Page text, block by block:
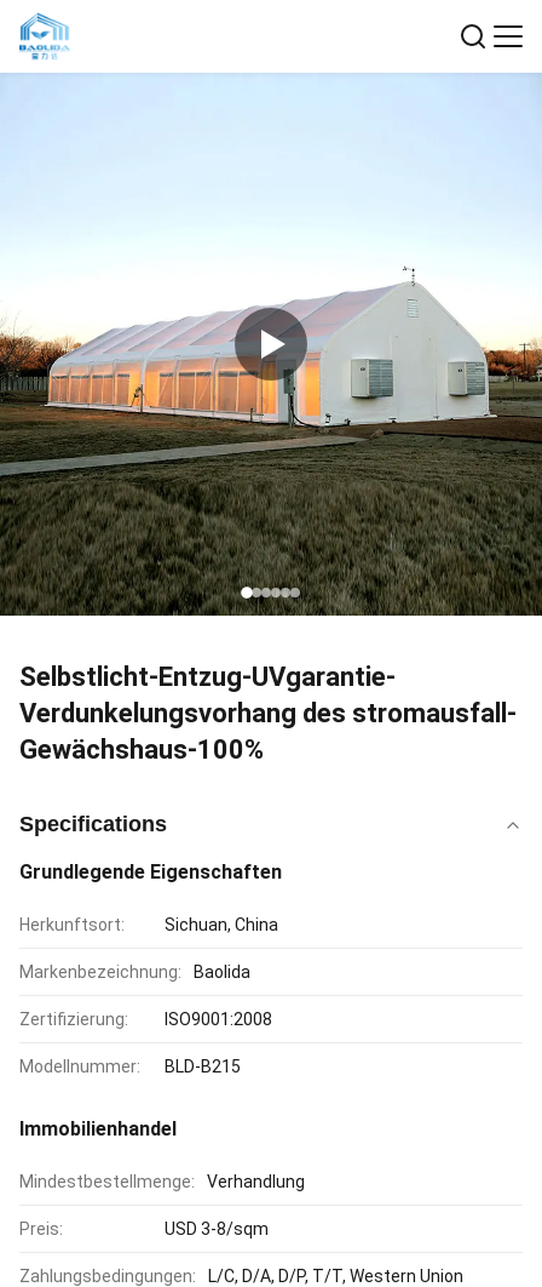
Selbstlicht-Entzug-UVgarantie-
Verdunkelungsvorhang des stromausfall-
Gewächshaus-100%
Specifications
Grundlegende Eigenschaften
Herkunftsort: Sichuan, China
Markenbezeichnung: Baolida
Zertifizierung: ISO9001:2008
Modellnummer: BLD-B215
Immobilienhandel
Mindestbestellmenge: Verhandlung
Preis: USD 3-8/sqm
Zahlungsbedingungen: L/C, D/A, D/P, T/T, Western Union